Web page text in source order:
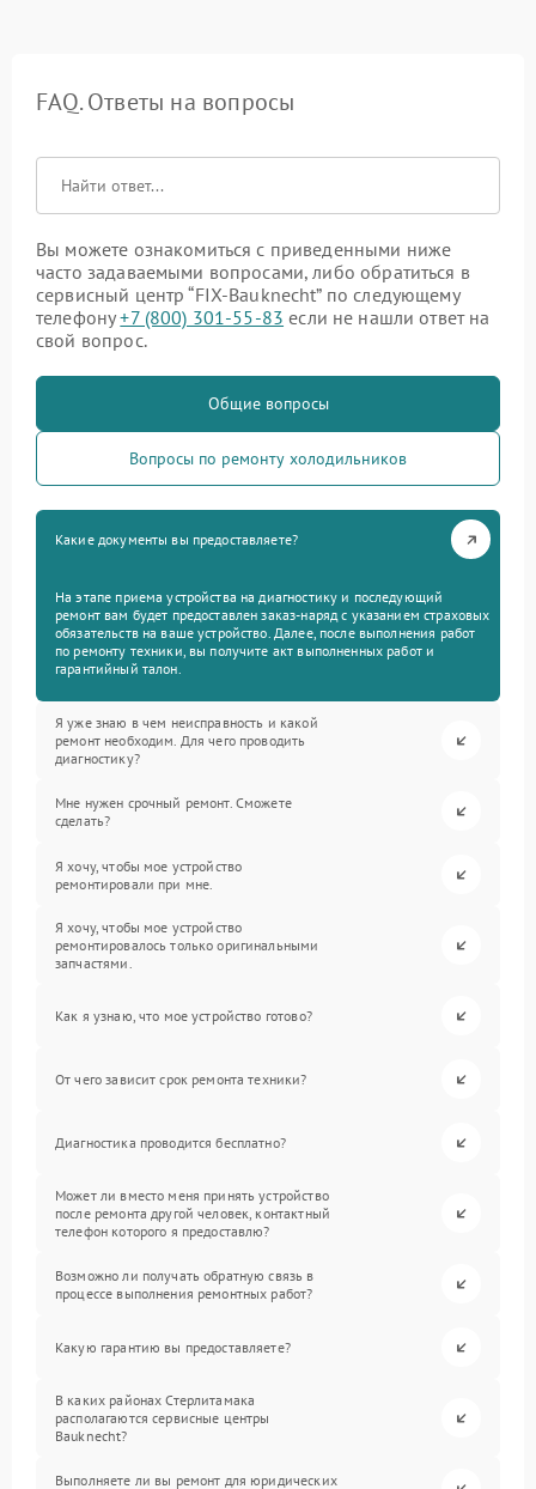
FAQ. Ответы на вопросы
Вы можете ознакомиться с приведенными ниже
часто задаваемыми вопросами, либо обратиться в
сервисный центр “FIX-Bauknecht” по следующему
телефону+7 (800) 301-55-83 если не нашли ответ на
свой вопрос.
Общие вопросы
Вопросы по ремонту холодильников
Какие документы вы предоставляете?
На этапе приема устройства на диагностику и последующий
ремонт вам будет предоставлен заказ-наряд с указанием страховых
обязательств на ваше устройство. Далее, после выполнения работ
по ремонту техники, вы получите акт выполненных работ и
гарантийный талон.
Я уже знаю в чем неисправность и какой
ремонт необходим. Для чего проводить
диагностику?
Мне нужен срочный ремонт. Сможете
сделать?
Я хочу, чтобы мое устройство
ремонтировали при мне.
Я хочу, чтобы мое устройство
ремонтировалось только оригинальными
запчастями.
Как я узнаю, что мое устройство готово?
От чего зависит срок ремонта техники?
Диагностика проводится бесплатно?
Может ли вместо меня принять устройство
после ремонта другой человек, контактный
телефон которого я предоставлю?
Возможно ли получать обратную связь в
процессе выполнения ремонтных работ?
Какую гарантию вы предоставляете?
В каких районах Стерлитамака
располагаются сервисные центры
Bauknecht?
Выполняете ли вы ремонт для юридических